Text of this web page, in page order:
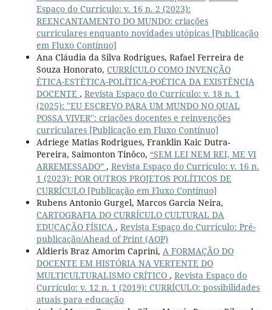
Espaço do Currículo: v. 16 n. 2 (2023):
REENCANTAMENTO DO MUNDO: criações
curriculares enquanto novidades utópicas [Publicação
em Fluxo Contínuo]
Ana Cláudia da Silva Rodrigues, Rafael Ferreira de
Souza Honorato, CURRÍCULO COMO INVENÇÃO
ÉTICA-ESTÉTICA-POLÍTICA-POÉTICA DA EXISTÊNCIA
DOCENTE , Revista Espaço do Currículo: v. 18 n. 1
(2025): "EU ESCREVO PARA UM MUNDO NO QUAL
POSSA VIVER": criações docentes e reinvenções
curriculares [Publicação em Fluxo Contínuo]
Adriege Matias Rodrigues, Franklin Kaic Dutra-
Pereira, Saimonton Tinôco, “SEM LEI NEM REI, ME VI
ARREMESSADO” , Revista Espaço do Currículo: v. 16 n.
1 (2023): POR OUTROS PROJETOS POLÍTICOS DE
CURRÍCULO [Publicação em Fluxo Contínuo]
Rubens Antonio Gurgel, Marcos Garcia Neira,
CARTOGRAFIA DO CURRÍCULO CULTURAL DA
EDUCAÇÃO FÍSICA , Revista Espaço do Currículo: Pré-
publicação/Ahead of Print (AOP)
Aldieris Braz Amorim Caprini, A FORMAÇÃO DO
DOCENTE EM HISTÓRIA NA VERTENTE DO
MULTICULTURALISMO CRÍTICO , Revista Espaço do
Currículo: v. 12 n. 1 (2019): CURRÍCULO: possibilidades
atuais para educação